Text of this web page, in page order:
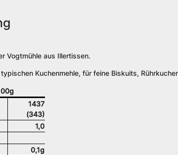
Vogtmühle aus Illertissen.
Kuchenmehle, für feine Biskuits,
1437
(343)
1,0
0,1g